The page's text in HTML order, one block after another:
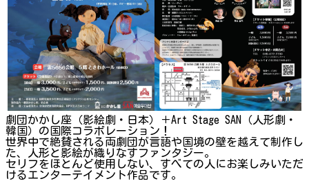
劇団かかし座（影絵劇・日本）＋Art Stage SAN（人形劇・
韓国）の国際コラボレーション！
世界中で絶賛される両劇団が言語や国境の壁を越えて制作し
た、人形と影絵が織りなすファンタジー。
セリフをほとんど使用しない、すべての人にお楽しみいただ
けるエンターテイメント作品です。